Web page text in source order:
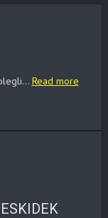
Read more